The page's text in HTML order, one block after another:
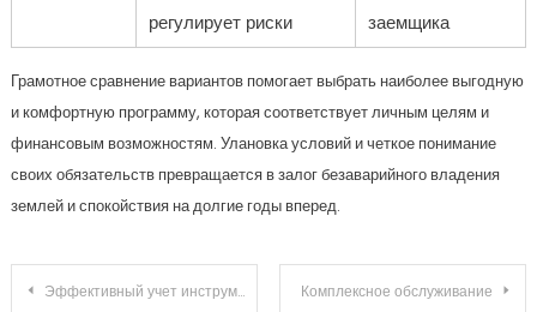
регулирует риски
заемщика
Грамотное сравнение вариантов помогает выбрать наиболее выгодную
и комфортную программу, которая соответствует личным целям и
финансовым возможностям. Улановка условий и четкое понимание
своих обязательств превращается в залог безаварийного владения
землей и спокойствия на долгие годы вперед.
Навигация по записям
Эффективный учет инструмента на складе: как организовать процесс и избежать ошибок Комплексное обслуживание